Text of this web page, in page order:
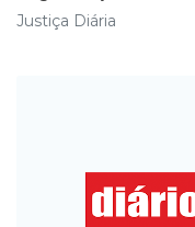
Justiça Diária